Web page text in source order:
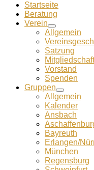
Startseite
Beratung
Verein
Allgemein
Satzung
Mitglied­schaft
Vorstand
Spenden
Gruppen
Allgemein
Kalender
Ansbach
Bayreuth
Erlangen/
München
Regensburg